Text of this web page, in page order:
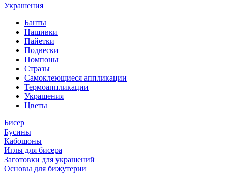
Украшения
Банты
Нашивки
Пайетки
Подвески
Помпоны
Стразы
Самоклеющиеся аппликации
Термоаппликации
Украшения
Цветы
Бисер
Бусины
Кабошоны
Иглы для бисера
Заготовки для украшений
Основы для бижутерии